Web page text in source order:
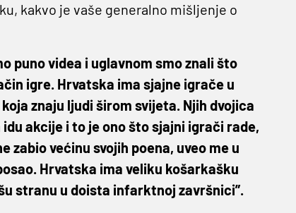
kakvo je vaše generalno mišljenje o
puno videa i uglavnom smo znali što
igre. Hrvatska ima sjajne igrače u
znaju ljudi širom svijeta. Njih dvojica
akcije i to je ono što sjajni igrači rade,
zabio većinu svojih poena, uveo me u
Hrvatska ima veliku košarkašku
stranu u doista infarktnoj završnici”.